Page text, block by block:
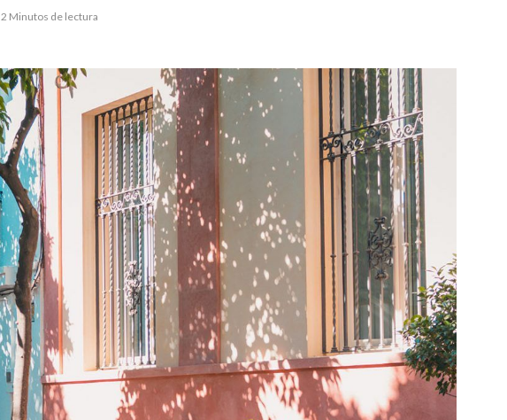
2 Minutos de lectura